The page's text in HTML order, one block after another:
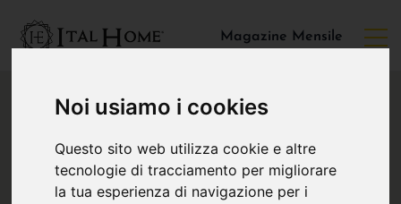
Noi usiamo i cookies
Questo sito web utilizza cookie e altre
tecnologie di tracciamento per migliorare
la tua esperienza di navigazione per i
Magazine Mensile